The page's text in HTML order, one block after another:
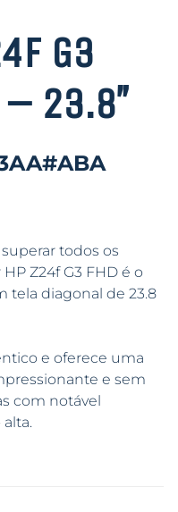
G3
23.8″
todos os
Z24f G3 FHD é o
tela diagonal de 23.8
e oferece uma
e sem
com notável